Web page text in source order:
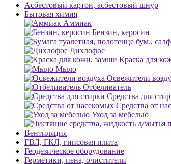
Асбестовый картон, асбестовый шнур
Бытовая химия
Аммиак
Бензин, керосин
Дихлофос
Краска для
Мыло
Освежители
Отбеливатель
Средства для
Средства от
Уход за мебелью
Вентиляция
ГВЛ, ГКЛ, гипсовая плита
Геодезическое оборудование
Герметики, пена, очистители